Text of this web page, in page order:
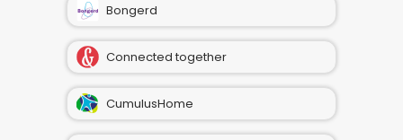
Bongerd
Connected together
CumulusHome